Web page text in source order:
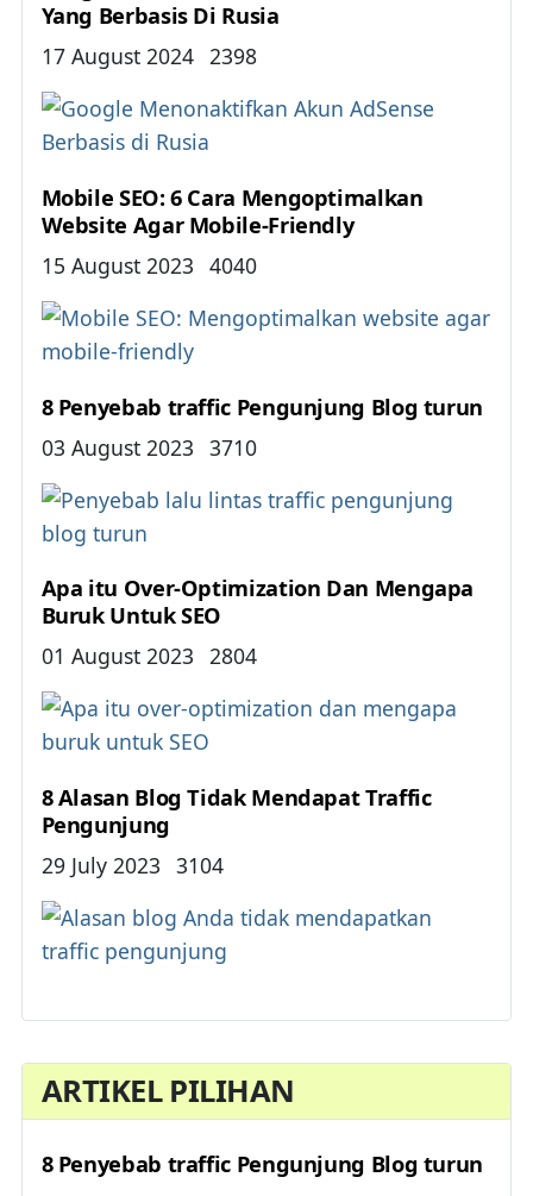
ARTIKEL PILIHAN
8 Penyebab traffic Pengunjung Blog turun
Yang Berbasis Di Rusia
Details
17 August 2024 2398
Mobile SEO: 6 Cara Mengoptimalkan
Website Agar Mobile-Friendly
Details
15 August 2023 4040
8 Penyebab traffic Pengunjung Blog turun
Details
03 August 2023 3710
Apa itu Over-Optimization Dan Mengapa
Buruk Untuk SEO
Details
01 August 2023 2804
8 Alasan Blog Tidak Mendapat Traffic
Pengunjung
Details
29 July 2023 3104